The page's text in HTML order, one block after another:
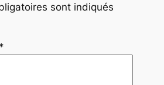
sont indiqués
*